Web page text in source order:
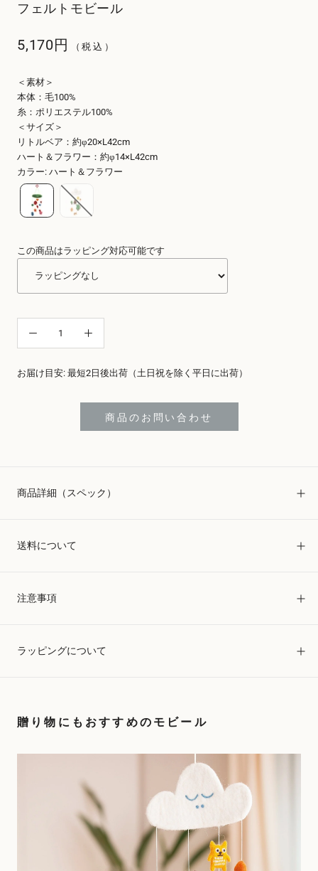
フェルトモビール
5,170円 （税込）
＜素材＞
本体：毛100%
糸：ポリエステル100%
＜サイズ＞
リトルベア：約φ20×L42cm
ハート＆フラワー：約φ14×L42cm
カラー: ハート＆フラワー
この商品はラッピング対応可能です
お届け目安: 最短2日後出荷（土日祝を除く平日に出荷）
商品のお問い合わせ
商品詳細（スペック）
送料について
注意事項
ラッピングについて
贈り物にもおすすめのモビール